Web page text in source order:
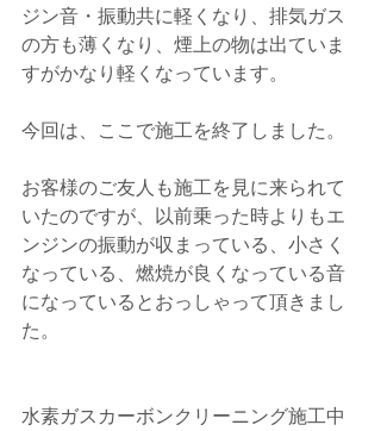
ジン音・振動共に軽くなり、排気ガス
の方も薄くなり、煙上の物は出ていま
すがかなり軽くなっています。
今回は、ここで施工を終了しました。
お客様のご友人も施工を見に来られて
いたのですが、以前乗った時よりもエ
ンジンの振動が収まっている、小さく
なっている、燃焼が良くなっている音
になっているとおっしゃって頂きまし
た。
水素ガスカーボンクリーニング施工中